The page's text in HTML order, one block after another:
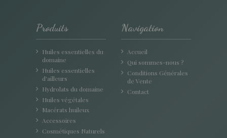
Produits
Huiles essentielles du
domaine
Huiles essentielles
d'ailleurs
Hydrolats du domaine
Huiles végétales
Macérats huileux
Accessoires
Cosmétiques Naturels
Navigation
Accueil
Qui sommes-nous ?
Conditions Générales
de Vente
Contact